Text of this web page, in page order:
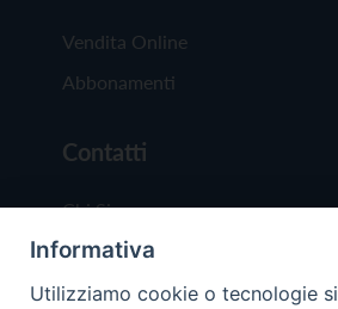
Vendita Online
Abbonamenti
Contatti
Chi Siamo
Redazione
Scrivici
Informativa
Utilizziamo cookie o tecnologie